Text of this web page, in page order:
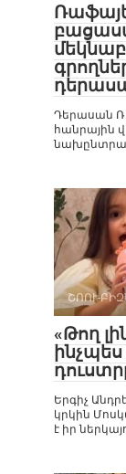
Դերասան
հանրային
ՇՈՈՒ-
«Թող
ինչպես
Երգիչ
կրկին
է իր